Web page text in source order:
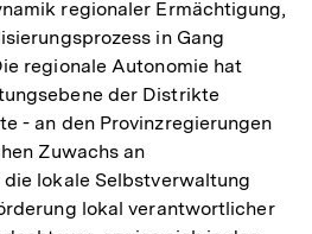
regionaler Ermächtigung,
in Gang
regionale Autonomie hat
der Distrikte
- an den Provinzregierungen
Zuwachs an
lokale Selbstverwaltung
lokal verantwortlicher